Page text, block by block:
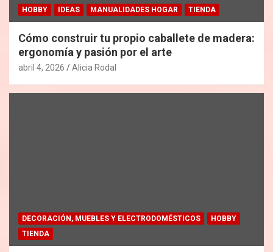
HOBBY IDEAS MANUALIDADES HOGAR TIENDA
Cómo construir tu propio caballete de madera:
ergonomía y pasión por el arte
abril 4, 2026 Alicia Rodal
DECORACIÓN, MUEBLES Y ELECTRODOMÉSTICOS
HOBBY
TIENDA